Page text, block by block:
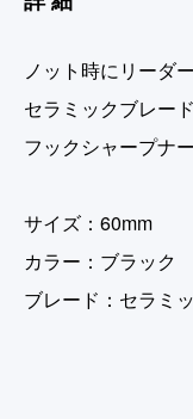
ノット時にリーダ
セラミックブレー
フックシャープナ
サイズ：60mm
カラー：ブラック
ブレード：セラミ